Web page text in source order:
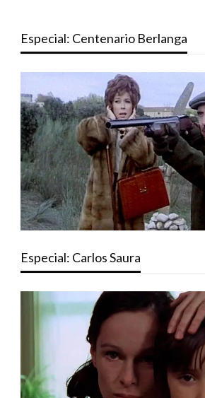
Especial: Centenario Berlanga
Especial: Carlos Saura